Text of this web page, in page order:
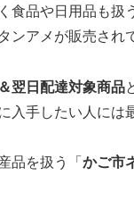
食品や日用品も扱
ンアメが販売され
翌日配達対象商品
入手したい人には
品を扱う「 かご市